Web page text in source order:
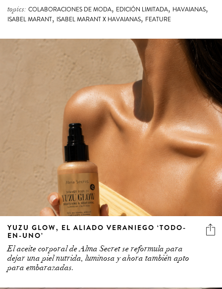
topics: COLABORACIONES DE MODA, EDICIÓN LIMITADA, HAVAIANAS,
ISABEL MARANT, ISABEL MARANT X HAVAIANAS, FEATURE
YUZU GLOW, EL ALIADO VERANIEGO ‘TODO-
EN-UNO’
El aceite corporal de Alma Secret se reformula para
dejar una piel nutrida, luminosa y ahora también apto
para embarazadas.